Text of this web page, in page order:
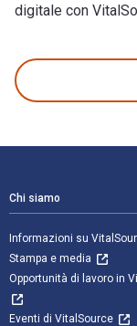
digitale con
Chi siamo
Informazioni su
Stampa e media
Opportunità di lavoro in
Eventi di VitalSource